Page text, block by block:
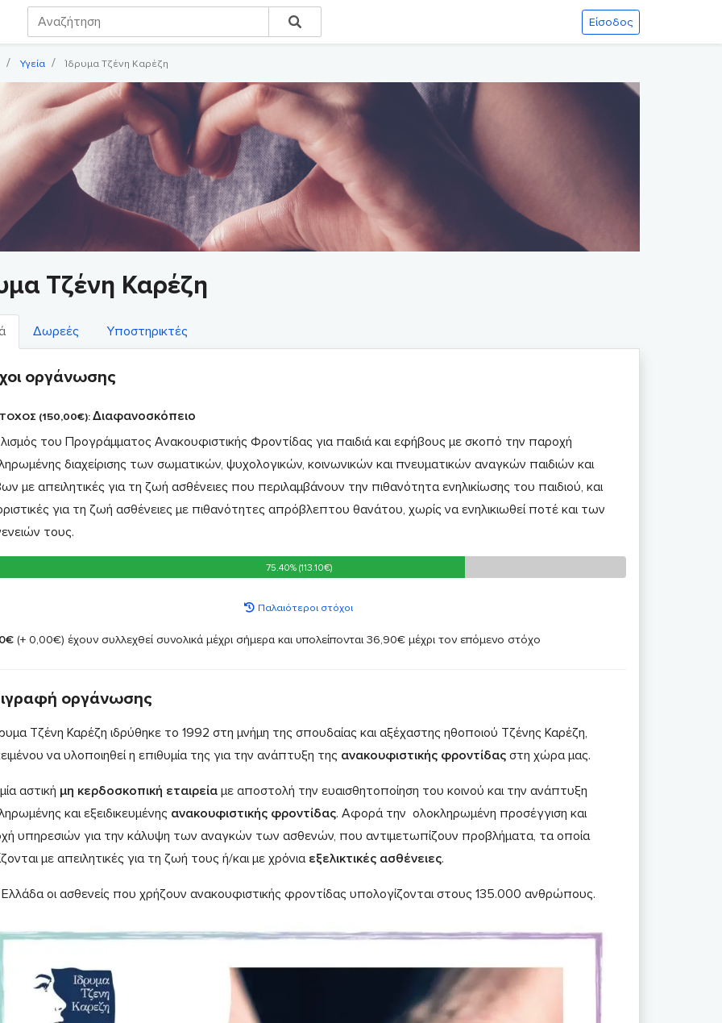
Είσοδος
Υγεία Ίδρυμα Τζένη Καρέζη
Τζένη Καρέζη
Δωρεές Υποστηρικτές
οργάνωσης
(150,00€):Διαφανοσκόπειο
του Προγράμματος Ανακουφιστικής Φροντίδας για παιδιά και εφήβους με σκοπό την παροχή
διαχείρισης των σωματικών, ψυχολογικών, κοινωνικών και πνευματικών αναγκών παιδιών και
με απειλητικές για τη ζωή ασθένειες που περιλαμβάνουν την πιθανότητα ενηλικίωσης του παιδιού, και
για τη ζωή ασθένειες με πιθανότητες απρόβλεπτου θανάτου, χωρίς να ενηλικιωθεί ποτέ και των
τους.
75.40% (113.10€)
75.40% (113.10€)
Παλαιότεροι στόχοι
(+ 0,00€) έχουν συλλεχθεί συνολικά μέχρι σήμερα και υπολείπονται 36,90€ μέχρι τον επόμενο στόχο
οργάνωσης
Τζένη Καρέζη ιδρύθηκε το 1992 στη μνήμη της σπουδαίας και αξέχαστης ηθοποιού Τζένης Καρέζη,
να υλοποιηθεί η επιθυμία της για την ανάπτυξη της ανακουφιστικής φροντίδαςστη χώρα μας.
αστική μη κερδοσκοπική εταιρείαμε αποστολή την ευαισθητοποίηση του κοινού και την ανάπτυξη
και εξειδικευμένης ανακουφιστικής φροντίδας. Αφορά την ολοκληρωμένη προσέγγιση και
υπηρεσιών για την κάλυψη των αναγκών των ασθενών, που αντιμετωπίζουν προβλήματα, τα οποία
με απειλητικές για τη ζωή τους ή/και με χρόνια εξελικτικές ασθένειες.
οι ασθενείς που χρήζουν ανακουφιστικής φροντίδας υπολογίζονται στους 135.000 ανθρώπους.